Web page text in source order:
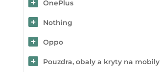
OnePlus
Nothing
Oppo
Pouzdra, obaly a kryty na mobily